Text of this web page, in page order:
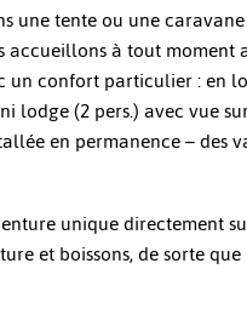
une tente ou une
accueillons à tout
un confort particulier : en
lodge (2 pers.) avec vue
en permanence – des
unique directement
et boissons, de sorte que